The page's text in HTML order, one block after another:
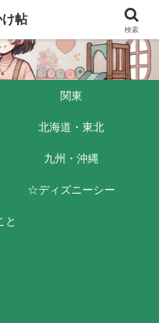
関東
北海道・東北
九州・沖縄
☆ディズニーシー
と
帖
検索